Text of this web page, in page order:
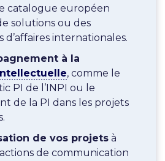
catalogue européen
solutions ou des
d’affaires internationales.
à la
, comme le
PI de l’INPI ou le
de la PI dans les projets
de vos projets à
de communication